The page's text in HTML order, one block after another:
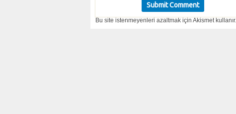
Bu site istenmeyenleri azaltmak için Akismet kullanır.